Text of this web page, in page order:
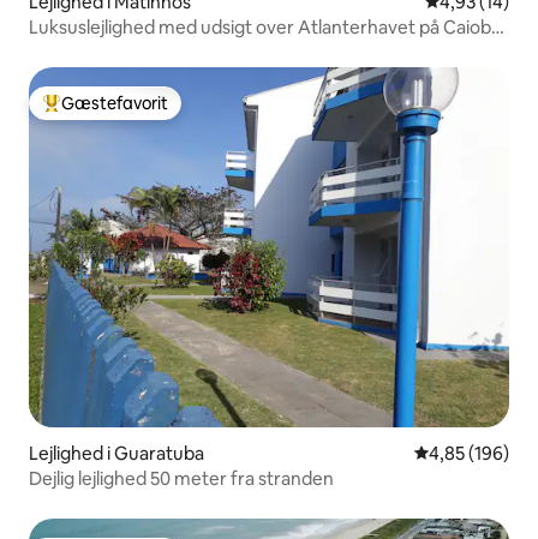
Luksuslejlighed med udsigt over Atlanterhavet på Caiobá-
Bedste gæstefavorit
Gæstefavorit
Lejlighed i Guaratuba 4,85 ud af 5 i
4,85 (196)
Dejlig lejlighed 50 meter fra stranden